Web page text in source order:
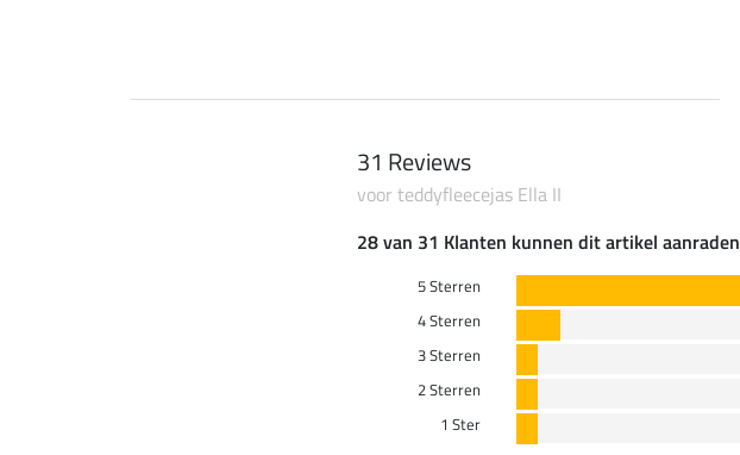
31 Reviews
voor teddyfleecejas Ella II
28 van 31 Klanten kunnen dit artikel aanraden
5 Sterren
4 Sterren
3 Sterren
2 Sterren
1 Ster